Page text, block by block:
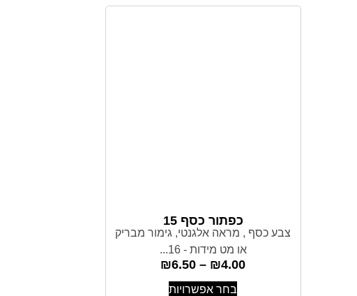
כפתור כסף 15
צבע כסף , מראה אלגנטי, גימור מבריק
או מט מידות - 16...
₪4.00
–
₪6.50
בחר אפשרויות